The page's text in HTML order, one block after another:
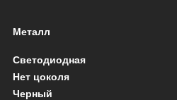
Металл
Светодиодная
Нет цоколя
Черный